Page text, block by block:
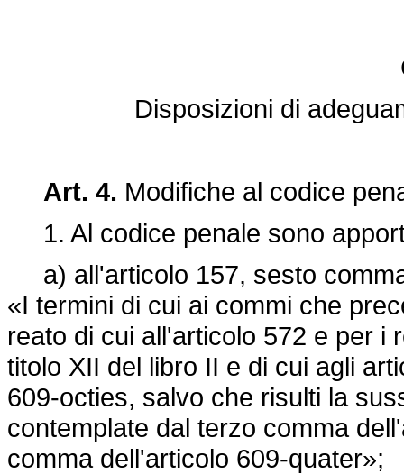
Disposizioni di
Art. 4. Modifiche al codice
1. Al codice penale sono
a) all'articolo 157, sesto
«I termini di cui ai commi che
reato di cui all'articolo 572 e per i
titolo XII del libro II e di cui agli
609-octies, salvo che risulti la
contemplate dal terzo comma
comma dell'articolo 609-quater»;